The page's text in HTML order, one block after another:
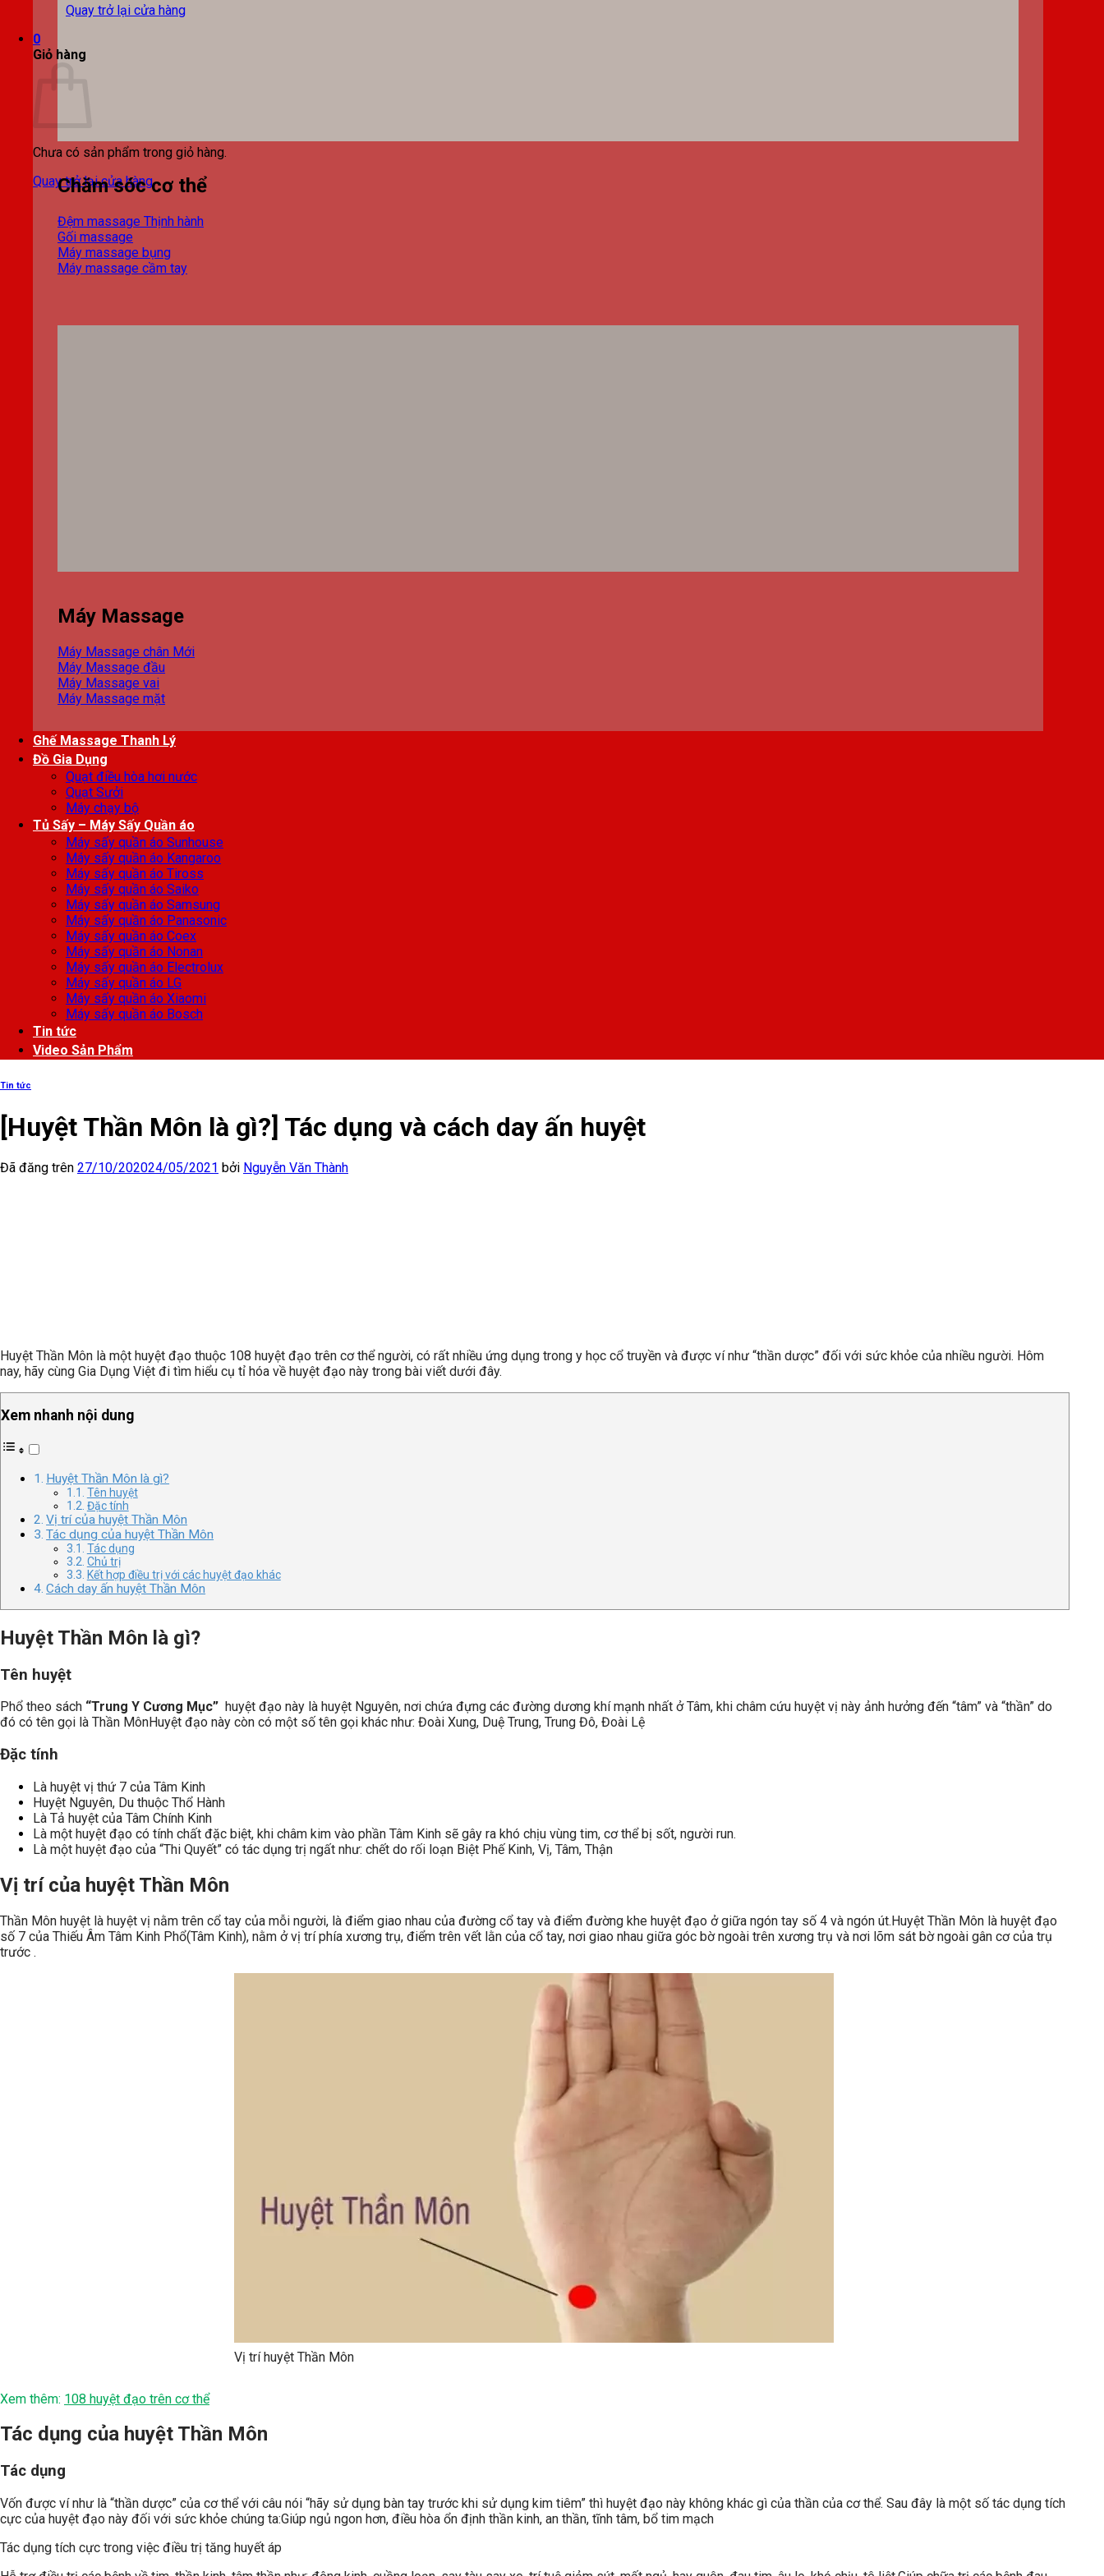
Quay trở lại cửa hàng
0
Giỏ hàng
Chưa có sản phẩm trong giỏ hàng.
Quay trở lại cửa hàng
Chăm sóc cơ thể
Đệm massage
Gối massage
Máy massage bụng
Máy massage cầm tay
Máy Massage
Máy Massage chân
Máy Massage đầu
Máy Massage vai
Máy Massage mặt
Ghế Massage Thanh Lý
Đồ Gia Dụng
Quạt điều hòa hơi nước
Quạt Sưởi
Máy chạy bộ
Tủ Sấy – Máy Sấy Quần áo
Máy sấy quần áo Sunhouse
Máy sấy quần áo Kangaroo
Máy sấy quần áo Tiross
Máy sấy quần áo Saiko
Máy sấy quần áo Samsung
Máy sấy quần áo Panasonic
Máy sấy quần áo Coex
Máy sấy quần áo Nonan
Máy sấy quần áo Electrolux
Máy sấy quần áo LG
Máy sấy quần áo Xiaomi
Máy sấy quần áo Bosch
Tin tức
Video Sản Phẩm
Tin tức
[Huyệt Thần Môn là gì?] Tác dụng và cách day ấn huyệt
Đã đăng trên 27/10/202024/05/2021 bởi Nguyễn Văn Thành
Huyệt Thần Môn là một huyệt đạo thuộc 108 huyệt đạo trên cơ thể người, có rất nhiều ứng dụng trong y học cổ truyền và được ví như “thần dược” đối với sức khỏe của nhiều người. Hôm
nay, hãy cùng Gia Dụng Việt đi tìm hiểu cụ tỉ hóa về huyệt đạo này trong bài viết dưới đây.
Xem nhanh nội dung
Huyệt Thần Môn là gì?
Tên huyệt
Đặc tính
Vị trí của huyệt Thần Môn
Tác dụng của huyệt Thần Môn
Tác dụng
Chủ trị
Kết hợp điều trị với các huyệt đạo khác
Cách day ấn huyệt Thần Môn
Huyệt Thần Môn là gì?
Tên huyệt
Phổ theo sách “Trung Y Cương Mục” huyệt đạo này là huyệt Nguyên, nơi chứa đựng các đường dương khí mạnh nhất ở Tâm, khi châm cứu huyệt vị này ảnh hưởng đến “tâm” và “thần” do
đó có tên gọi là Thần MônHuyệt đạo này còn có một số tên gọi khác như: Đoài Xung, Duệ Trung, Trung Đô, Đoài Lệ
Đặc tính
Là huyệt vị thứ 7 của Tâm Kinh
Huyệt Nguyên, Du thuộc Thổ Hành
Là Tả huyệt của Tâm Chính Kinh
Là một huyệt đạo có tính chất đặc biệt, khi châm kim vào phần Tâm Kinh sẽ gây ra khó chịu vùng tim, cơ thể bị sốt, người run.
Là một huyệt đạo của “Thi Quyết” có tác dụng trị ngất như: chết do rối loạn Biệt Phế Kinh, Vị, Tâm, Thận
Vị trí của huyệt Thần Môn
Thần Môn huyệt là huyệt vị nằm trên cổ tay của mỗi người, là điểm giao nhau của đường cổ tay và điểm đường khe huyệt đạo ở giữa ngón tay số 4 và ngón út.Huyệt Thần Môn là huyệt đạo
số 7 của Thiếu Âm Tâm Kinh Phổ(Tâm Kinh), nằm ở vị trí phía xương trụ, điểm trên vết lằn của cổ tay, nơi giao nhau giữa góc bờ ngoài trên xương trụ và nơi lõm sát bờ ngoài gân cơ của trụ
trước .
Vị trí huyệt Thần Môn
Xem thêm: 108 huyệt đạo trên cơ thể
Tác dụng của huyệt Thần Môn
Tác dụng
Vốn được ví như là “thần dược” của cơ thể với câu nói “hãy sử dụng bàn tay trước khi sử dụng kim tiêm” thì huyệt đạo này không khác gì của thần của cơ thể. Sau đây là một số tác dụng tích
cực của huyệt đạo này đối với sức khỏe chúng ta:Giúp ngủ ngon hơn, điều hòa ổn định thần kinh, an thần, tĩnh tâm, bổ tim mạch
Tác dụng tích cực trong việc điều trị tăng huyết áp